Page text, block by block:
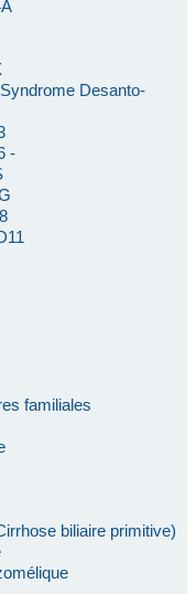
Desanto-
-
familiales
biliaire primitive)